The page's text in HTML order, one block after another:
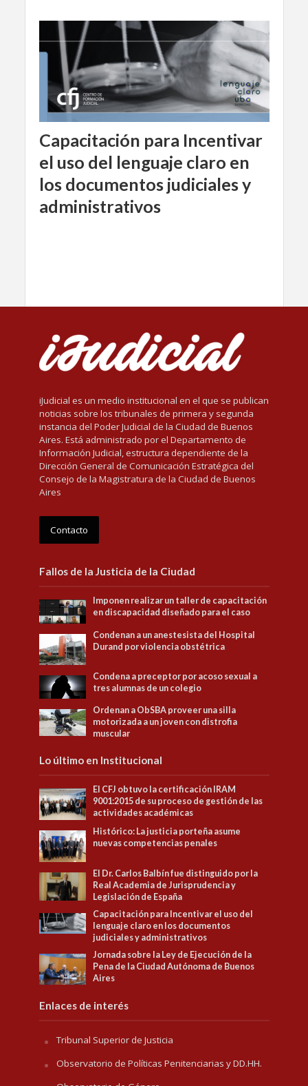
Capacitación para Incentivar
el uso del lenguaje claro en
los documentos judiciales y
administrativos
iJudicial es un medio institucional en el que se publican
noticias sobre los tribunales de primera y segunda
instancia del Poder Judicial de la Ciudad de Buenos
Aires. Está administrado por el Departamento de
Información Judicial, estructura dependiente de la
Dirección General de Comunicación Estratégica del
Consejo de la Magistratura de la Ciudad de Buenos
Aires
Contacto
Fallos de la Justicia de la Ciudad
Imponen realizar un taller de capacitación
en discapacidad diseñado para el caso
Condenan a un anestesista del Hospital
Durand por violencia obstétrica
Condena a preceptor por acoso sexual a
tres alumnas de un colegio
Ordenan a ObSBA proveer una silla
motorizada a un joven con distrofia
muscular
Lo último en Institucional
El CFJ obtuvo la certificación IRAM
9001:2015 de su proceso de gestión de las
actividades académicas
Histórico: La justicia porteña asume
nuevas competencias penales
El Dr. Carlos Balbín fue distinguido por la
Real Academia de Jurisprudencia y
Legislación de España
Capacitación para Incentivar el uso del
lenguaje claro en los documentos
judiciales y administrativos
Jornada sobre la Ley de Ejecución de la
Pena de la Ciudad Autónoma de Buenos
Aires
Enlaces de interés
Tribunal Superior de Justicia
Observatorio de Políticas Penitenciarias y DD.HH.